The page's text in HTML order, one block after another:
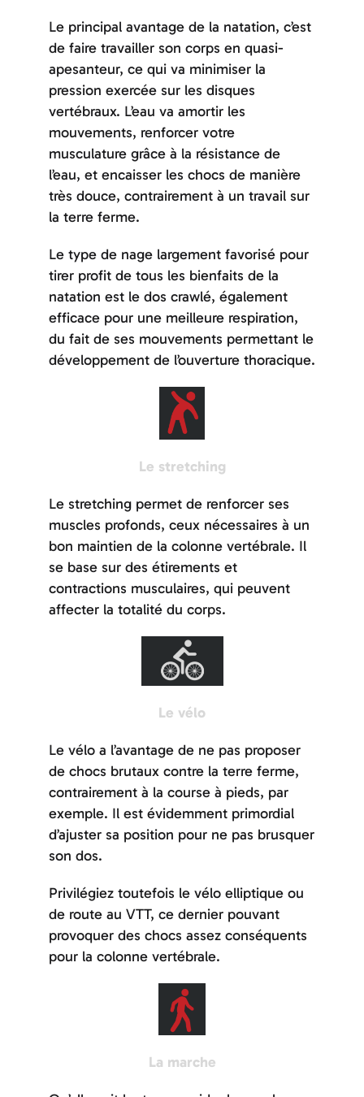
Le principal avantage de la natation, c’est
de faire travailler son corps en quasi-
apesanteur, ce qui va minimiser la
pression exercée sur les disques
vertébraux. L’eau va amortir les
mouvements, renforcer votre
musculature grâce à la résistance de
l’eau, et encaisser les chocs de manière
très douce, contrairement à un travail sur
la terre ferme.
Le type de nage largement favorisé pour
tirer profit de tous les bienfaits de la
natation est le dos crawlé, également
efficace pour une meilleure respiration,
du fait de ses mouvements permettant le
développement de l’ouverture thoracique.
Le stretching
Le stretching permet de renforcer ses
muscles profonds, ceux nécessaires à un
bon maintien de la colonne vertébrale. Il
se base sur des étirements et
contractions musculaires, qui peuvent
affecter la totalité du corps.
Le vélo
Le vélo a l’avantage de ne pas proposer
de chocs brutaux contre la terre ferme,
contrairement à la course à pieds, par
exemple. Il est évidemment primordial
d’ajuster sa position pour ne pas brusquer
son dos.
Privilégiez toutefois le vélo elliptique ou
de route au VTT, ce dernier pouvant
provoquer des chocs assez conséquents
pour la colonne vertébrale.
La marche